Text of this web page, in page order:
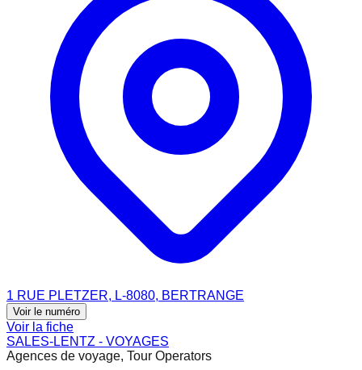
1 RUE PLETZER, L-8080, BERTRANGE
Voir le numéro
Voir la fiche
SALES-LENTZ - VOYAGES
Agences de voyage, Tour Operators